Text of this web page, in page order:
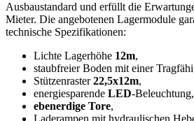
Ausbaustandard und erfüllt die
Mieter. Die angebotenen Lagermodule
technische Spezifikationen:
Lichte Lagerhöhe 12m,
staubfreier Boden mit einer
Stützenraster22,5x12m,
energiesparende LED-Beleuchtung,
ebenerdige Tore,